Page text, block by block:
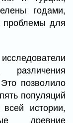
годами,
проблемы для
позволило
популяций
истории,
древние